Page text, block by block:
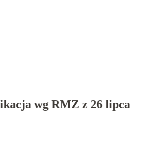
wg RMZ z 26 lipca